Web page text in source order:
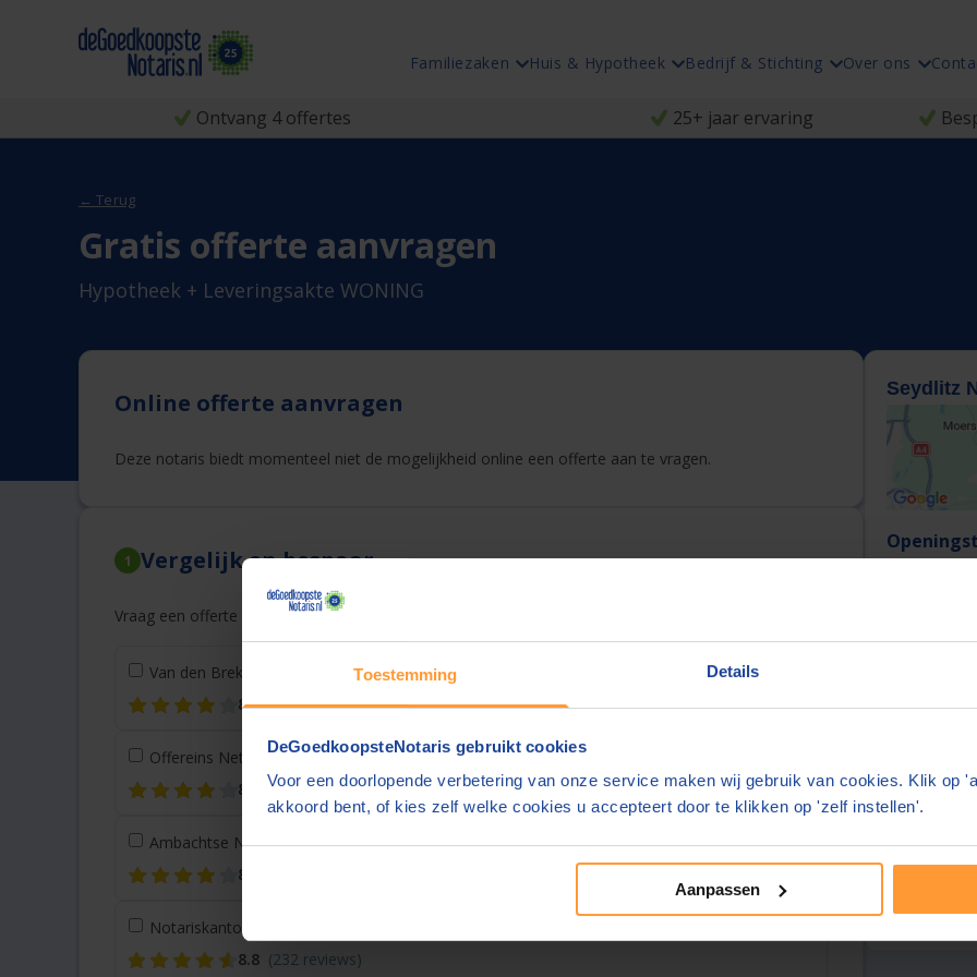
Toestemming Details
DeGoedkoopsteNotaris gebruikt cookies
Voor een doorlopende verbetering van onze service maken wij gebruik van cookies. Klik op
akkoord bent, of kies zelf welke cookies u accepteert door te klikken op 'zelf instellen'.
Aanpassen
Familiezaken Huis & Hypotheek Bedrijf & Stichting Over ons
Ontvang 4 offertes 25+ jaar ervaring
← Terug
Gratis offerte aanvragen
Hypotheek + Leveringsakte WONING
Seydlitz
Over
Overzicht
Reviews
Online offerte aanvragen
Deze notaris biedt momenteel niet de mogelijkheid online een offerte aan te vragen.
1 Vergelijk en bespaar
Vraag een offerte aan bij een andere notaris in de buurt
Van den Brekel Notariaat Breda (25 km)
8.4 (126 reviews)
Offereins Netwerk NotarissenOosterhout (30 km)
8.4
(32 reviews)
Ambachtse NotarisHendrik Ido Ambacht (38 km)
8.3
Notariskantoor Vermeul
8.8 (232 reviews)